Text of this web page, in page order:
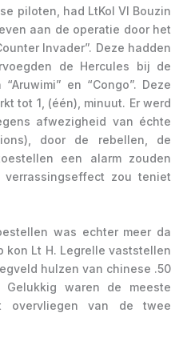
piloten, had LtKol Vl Bouzin
aan de operatie door het
Invader”. Deze hadden
de Hercules bij de
en “Congo”. Deze
tot 1, (één), minuut. Er werd
afwezigheid van échte
door de rebellen, de
een alarm zouden
zou teniet
was echter meer da
Lt H. Legrelle vaststellen
hulzen van chinese .50
Gelukkig waren de meeste
overvliegen van de twee